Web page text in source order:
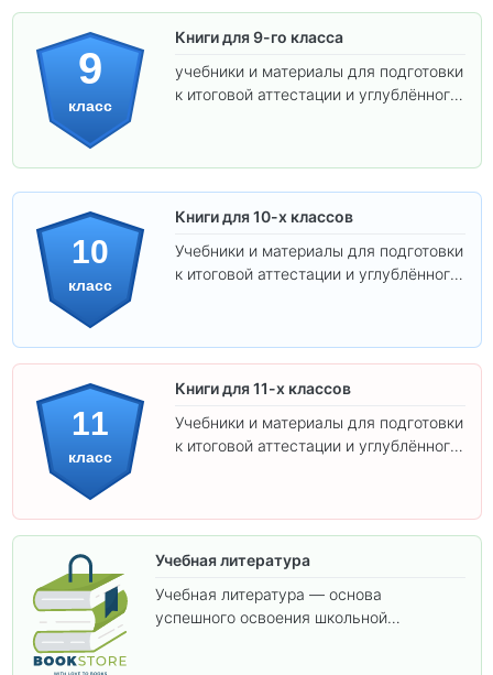
9
класс
Книги для 9-го класса
учебники и материалы для подготовки
к итоговой аттестации и углублённого
10
класс
Книги для 10-х классов
Учебники и материалы для подготовки
к итоговой аттестации и углублённого
11
класс
Книги для 11-х классов
Учебники и материалы для подготовки
к итоговой аттестации и углублённого
Учебная литература
Учебная литература — основа
успешного освоения школьной